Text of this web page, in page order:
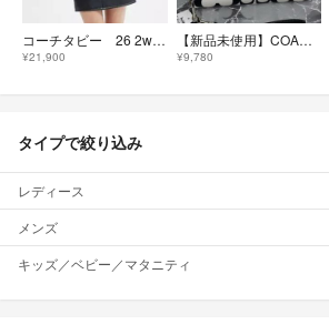
コーチタビー 26 2way ダークストーン
¥21,900
【新品未使用】COACH コーチ 長財布 シグネチャー ストラップ付 白黒
¥9,780
タイプで絞り込み
レディース
メンズ
キッズ／ベビー／マタニティ